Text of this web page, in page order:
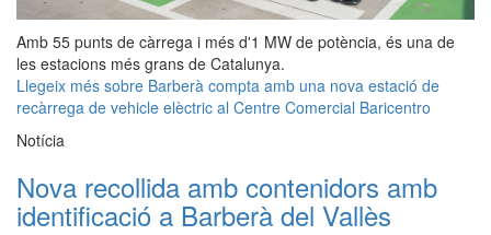
Amb 55 punts de càrrega i més d'1 MW de potència, és una de
les estacions més grans de Catalunya.
Llegeix més sobre Barberà compta amb una nova estació de
recàrrega de vehicle elèctric al Centre Comercial Baricentro
Notícia
Nova recollida amb contenidors amb
identificació a Barberà del Vallès